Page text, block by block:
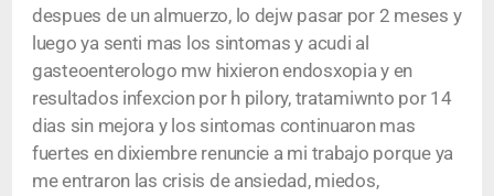
despues de un almuerzo, lo dejw pasar por 2 meses y
luego ya senti mas los sintomas y acudi al
gasteoenterologo mw hixieron endosxopia y en
resultados infexcion por h pilory, tratamiwnto por 14
dias sin mejora y los sintomas continuaron mas
fuertes en dixiembre renuncie a mi trabajo porque ya
me entraron las crisis de ansiedad, miedos,